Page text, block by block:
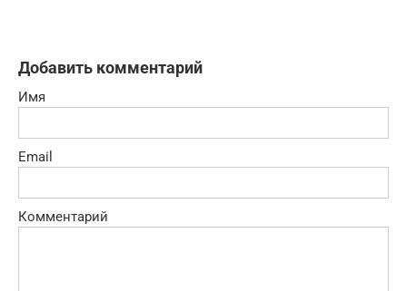
Добавить комментарий
Имя
Email
Комментарий